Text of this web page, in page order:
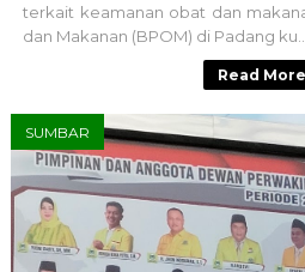
terkait keamanan obat dan
dan Makanan (BPOM) di Padang
Read
SUMBAR